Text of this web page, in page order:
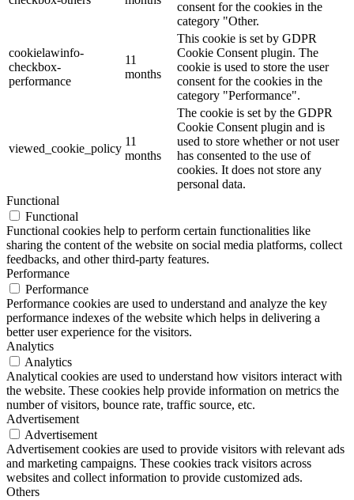
consent for the cookies in the
category "Other.
cookielawinfo-
checkbox-
performance
11
months
This cookie is set by GDPR
Cookie Consent plugin. The
cookie is used to store the user
consent for the cookies in the
category "Performance".
viewed_cookie_policy
11
months
The cookie is set by the GDPR
Cookie Consent plugin and is
used to store whether or not user
has consented to the use of
cookies. It does not store any
personal data.
Functional
Functional
Functional cookies help to perform certain functionalities like
sharing the content of the website on social media platforms, collect
feedbacks, and other third-party features.
Performance
Performance
Performance cookies are used to understand and analyze the key
performance indexes of the website which helps in delivering a
better user experience for the visitors.
Analytics
Analytics
Analytical cookies are used to understand how visitors interact with
the website. These cookies help provide information on metrics the
number of visitors, bounce rate, traffic source, etc.
Advertisement
Advertisement
Advertisement cookies are used to provide visitors with relevant ads
and marketing campaigns. These cookies track visitors across
websites and collect information to provide customized ads.
Others